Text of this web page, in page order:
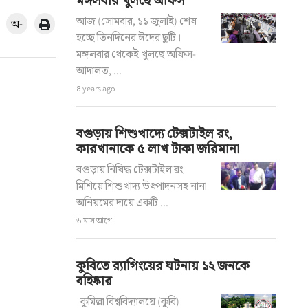
অ-
আজ (সোমবার, ১১ জুলাই) শেষ
হচ্ছে তিনদিনের ঈদের ছুটি।
মঙ্গলবার থেকেই খুলছে অফিস-
আদালত, ...
৪ years ago
বগুড়ায় শিশুখাদ্যে টেক্সটাইল রং,
কারখানাকে ৫ লাখ টাকা জরিমানা
বগুড়ায় নিষিদ্ধ টেক্সটাইল রং
মিশিয়ে শিশুখাদ্য উৎপাদনসহ নানা
অনিয়মের দায়ে একটি ...
৬ মাস আগে
কুবিতে র‍্যাগিংয়ের ঘটনায় ১২ জনকে
বহিষ্কার
কুমিল্লা বিশ্ববিদ্যালয়ে (কুবি)